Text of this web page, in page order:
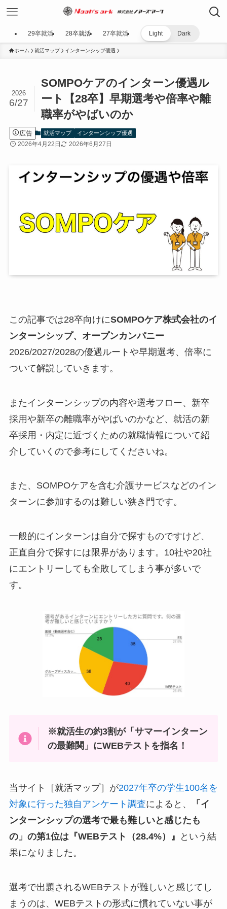
29卒就活 28卒就活 27卒就活 Light Dark
ホーム 就活マップ インターンシップ優遇
SOMPOケアのインターン優遇ル
ート【28卒】早期選考や倍率や離
職率がやばいのか
2026
6/27
広告 就活マップ インターンシップ優遇
2026年4月22日 2026年6月27日
この記事では28卒向けにSOMPOケア株式会社のイ
ンターンシップ、オープンカンパニー
2026/2027/2028の優遇ルートや早期選考、倍率に
ついて解説していきます。
またインターンシップの内容や選考フロー、新卒
採用や新卒の離職率がやばいのかなど、就活の新
卒採用・内定に近づくための就職情報について紹
介していくので参考にしてくださいね。
また、SOMPOケアを含む介護サービスなどのイン
ターンに参加するのは難しい狭き門です。
一般的にインターンは自分で探すものですけど、
正直自分で探すには限界があります。10社や20社
にエントリーしても全敗してしまう事が多いで
す。
※就活生の約3割が「サマーインターン
の最難関」にWEBテストを指名！
当サイト［就活マップ］が2027年卒の学生100名を
対象に行った独自アンケート調査によると、
「イ
ンターンシップの選考で最も難しいと感じたも
の」の第1位は『WEBテスト（28.4%）』
という結
果になりました。
選考で出題されるWEBテストが難しいと感じてし
まうのは、WEBテストの形式に慣れていない事が